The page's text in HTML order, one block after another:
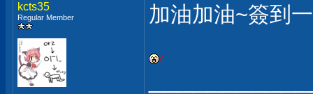
kcts35
Regular Member 加油加油~簽到